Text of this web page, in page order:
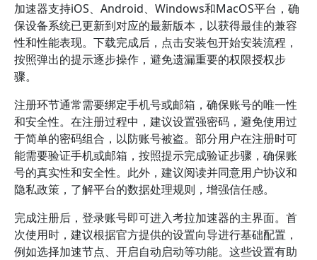
加速器支持iOS、Android、Windows和MacOS平台，确
保设备系统已更新到对应的最新版本，以获得最佳的兼容
性和性能表现。下载完成后，点击安装包开始安装流程，
按照弹出的提示逐步操作，避免遗漏重要的权限授权步
骤。
注册环节通常需要绑定手机号或邮箱，确保账号的唯一性
和安全性。在注册过程中，建议设置强密码，避免使用过
于简单的密码组合，以防账号被盗。部分用户在注册时可
能需要验证手机或邮箱，按照提示完成验证步骤，确保账
号的真实性和安全性。此外，建议阅读并同意用户协议和
隐私政策，了解平台的数据处理规则，增强信任感。
完成注册后，登录账号即可进入考拉加速器的主界面。首
次使用时，建议根据官方提供的设置向导进行基础配置，
例如选择加速节点、开启自动启动等功能。这些设置有助